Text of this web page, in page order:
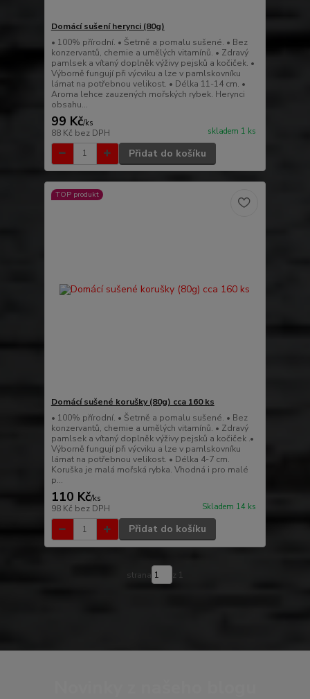
Domácí sušení herynci (80g)
• 100% přírodní. • Šetrně a pomalu sušené. • Bez
konzervantů, chemie a umělých vitamínů. • Zdravý
pamlsek a vítaný doplněk výživy pejsků a kočiček. •
Výborně fungují při výcviku a lze v pamlskovníku
lámat na potřebnou velikost. • Délka 11-14 cm. •
Aroma lehce zauzených mořských rybek. Herynci
obsahu...
99 Kč/ks
88 Kč bez DPH skladem 1 ks
Přidat do košíku
TOP produkt
Domácí sušené korušky (80g) cca 160 ks
• 100% přírodní. • Šetrně a pomalu sušené. • Bez
konzervantů, chemie a umělých vitamínů. • Zdravý
pamlsek a vítaný doplněk výživy pejsků a kočiček .•
Výborně fungují při výcviku a lze v pamlskovníku
lámat na potřebnou velikost. • Délka 4-7 cm.
Koruška je malá mořská rybka. Vhodná i pro malé
p...
110 Kč/ks
98 Kč bez DPH Skladem 14 ks
Přidat do košíku
strana z 1